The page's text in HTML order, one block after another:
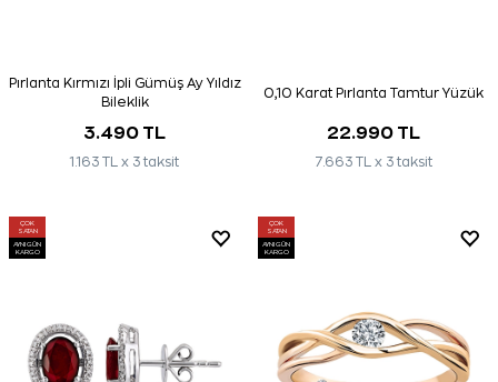
Pırlanta Kırmızı İpli Gümüş Ay Yıldız
Bileklik
3.490 TL
1.163 TL x 3 taksit
0,10 Karat Pırlanta Tamtur Yüzük
22.990 TL
7.663 TL x 3 taksit
ÇOK
SATAN
AYNI GÜN
KARGO
ÇOK
SATAN
AYNI GÜN
KARGO